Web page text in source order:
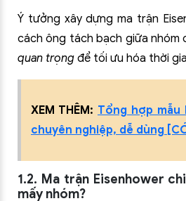
Ý tưởng xây dựng ma trận
cách ông tách bạch giữa nhóm
quan trọng để tối ưu hóa thời
XEM THÊM: Tổng hợp
chuyên nghiệp, dễ dùng
1.2. Ma trận Eisenhower
mấy nhóm?